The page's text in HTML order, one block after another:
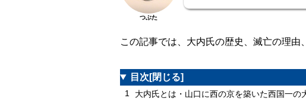
つぶた
この記事では、大内氏の歴史、滅亡の理由
目次 [閉じる]
1 大内氏とは・山口に西の京を築いた西国一の